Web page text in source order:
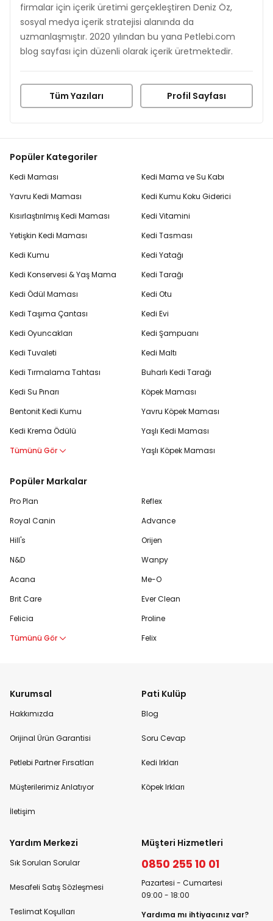
firmalar için içerik üretimi gerçekleştiren Deniz Öz,
sosyal medya içerik stratejisi alanında da
uzmanlaşmıştır. 2020 yılından bu yana Petlebi.com
blog sayfası için düzenli olarak içerik üretmektedir.
Tüm Yazıları Profil Sayfası
Popüler Kategoriler
Kedi Maması
Yavru Kedi Maması
Kısırlaştırılmış Kedi Maması
Yetişkin Kedi Maması
Kedi Kumu
Kedi Konservesi & Yaş Mama
Kedi Ödül Maması
Kedi Taşıma Çantası
Kedi Oyuncakları
Kedi Tuvaleti
Kedi Tırmalama Tahtası
Kedi Su Pınarı
Bentonit Kedi Kumu
Kedi Krema Ödülü
Tümünü Gör
Kedi Mama ve Su Kabı
Kedi Kumu Koku Giderici
Kedi Vitamini
Kedi Tasması
Kedi Yatağı
Kedi Tarağı
Kedi Otu
Kedi Evi
Kedi Şampuanı
Kedi Maltı
Buharlı Kedi Tarağı
Köpek Maması
Yavru Köpek Maması
Yaşlı Kedi Maması
Yaşlı Köpek Maması
Popüler Markalar
Pro Plan
Royal Canin
Hill's
N&D
Acana
Brit Care
Felicia
Tümünü Gör
Reflex
Advance
Orijen
Wanpy
Me-O
Ever Clean
Proline
Felix
Kurumsal
Hakkımızda
Orijinal Ürün Garantisi
Petlebi Partner Fırsatları
Müşterilerimiz Anlatıyor
İletişim
Pati Kulüp
Blog
Soru Cevap
Kedi Irkları
Köpek Irkları
Yardım Merkezi
Sık Sorulan Sorular
Mesafeli Satış Sözleşmesi
Teslimat Koşulları
Müşteri Hizmetleri
0850 255 10 01
Pazartesi - Cumartesi
09:00 - 18:00
Yardıma mı ihtiyacınız var?